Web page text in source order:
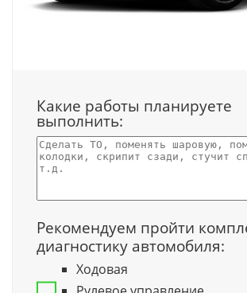
Какие работы планируете
выполнить:
Рекомендуем пройти
диагностику автомобиля:
Ходовая